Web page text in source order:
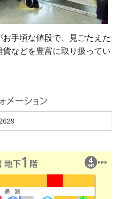
手頃な値段で、見ごたえた
などを豊富に取り扱ってい